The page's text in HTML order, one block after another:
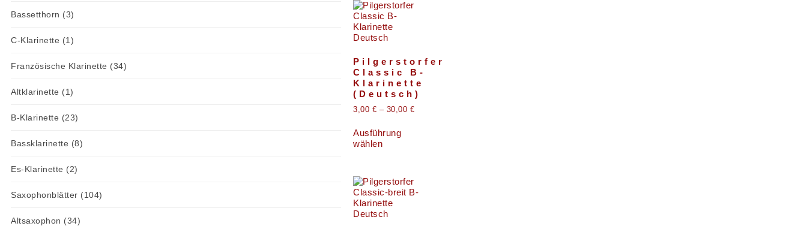
Bassetthorn (3)
C-Klarinette (1)
Französische Klarinette (34)
Altklarinette (1)
B-Klarinette (23)
Bassklarinette (8)
Es-Klarinette (2)
Saxophonblätter (104)
Altsaxophon (34)
Pilgerstorfer
Classic B-
Klarinette
(Deutsch)
3,00 € – 30,00 €
Ausführung
wählen